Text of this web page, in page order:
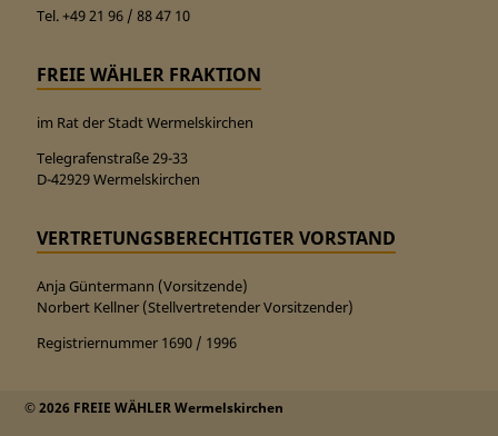
Tel. +49 21 96 / 88 47 10
FREIE WÄHLER FRAKTION
im Rat der Stadt Wermelskirchen
Telegrafenstraße 29-33
D-42929 Wermelskirchen
VERTRETUNGSBERECHTIGTER VORSTAND
Anja Güntermann (Vorsitzende)
Norbert Kellner (Stellvertretender Vorsitzender)
Registriernummer 1690 / 1996
© 2026 FREIE WÄHLER Wermelskirchen